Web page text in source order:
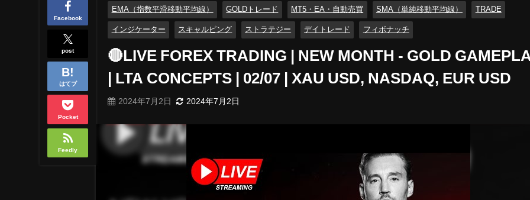
Facebook
post
はてブ
Pocket
Feedly
EMA（指数平滑移動平均線） GOLDトレード MT5・EA・自動売買 SMA（単純移動平均線） TRADE
インジケーター スキャルピング ストラテジー デイトレード フィボナッチ
🔴LIVE FOREX TRADING | NEW MONTH - GOLD
| LTA CONCEPTS | 02/07 | XAU USD, NASDAQ, EUR USD
2024年7月2日 2024年7月2日